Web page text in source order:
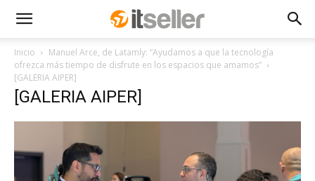
Inicio
Manuel Arce, de Latamly: “Ayudamos a que la tecnología
ofrezca más tiempo de disfrute en los espacios que amamos”
[GALERIA AIPER]
[GALERIA AIPER]